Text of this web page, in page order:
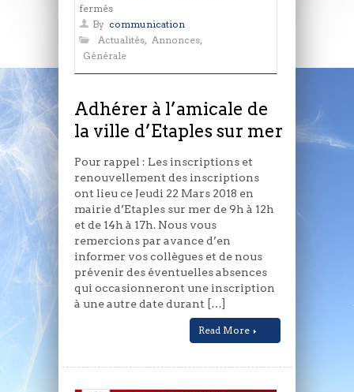
ferméssur
Adhérer
à
l’amicale
de
ville
d’Etaples
sur
By communication
Actualités, Annonces,
Générale
Adhérer à l’amicale de
la ville d’Etaples sur mer
Pour rappel : Les inscriptions et
renouvellement des inscriptions
ont lieu ce Jeudi 22 Mars 2018 en
mairie d’Etaples sur mer de 9h à 12h
et de 14h à 17h. Nous vous
remercions par avance d’en
informer vos collègues et de nous
prévenir des éventuelles absences
qui occasionneront une inscription
à une autre date durant […]
Read More